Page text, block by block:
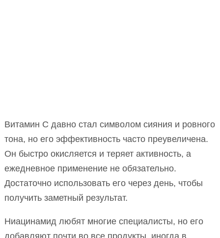
Витамин C давно стал символом сияния и ровного
тона, но его эффективность часто преувеличена.
Он быстро окисляется и теряет активность, а
ежедневное применение не обязательно.
Достаточно использовать его через день, чтобы
получить заметный результат.
Ниацинамид любят многие специалисты, но его